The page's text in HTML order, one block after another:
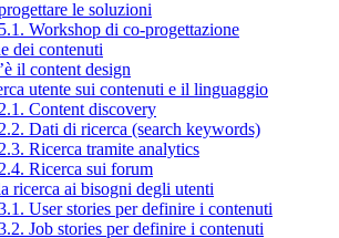
le soluzioni
Workshop di co-progettazione
dei contenuti
il content design
utente sui contenuti e il linguaggio
Content discovery
Dati di ricerca (search keywords)
Ricerca tramite analytics
Ricerca sui forum
ricerca ai bisogni degli utenti
User stories per definire i contenuti
Job stories per definire i contenuti